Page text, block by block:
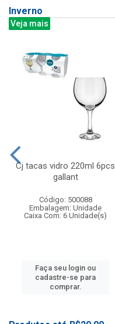
Inverno
Veja mais
Cj tacas vidro 220ml 6pcs
gallant
Código: 500088
Embalagem: Unidade
Caixa Com: 6 Unidade(s)
Faça seu login ou
cadastre-se para
comprar.